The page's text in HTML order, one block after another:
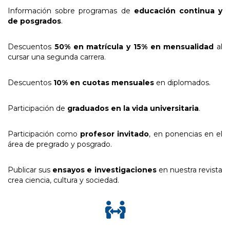
Información sobre programas de educación continua y
de posgrados.
Descuentos 50% en matrícula y 15% en mensualidad al
cursar una segunda carrera.
Descuentos 10% en cuotas mensuales en diplomados.
Participación de graduados en la vida universitaria.
Participación como profesor invitado, en ponencias en el
área de pregrado y posgrado.
Publicar sus ensayos e investigacionesen nuestra revista
crea ciencia, cultura y sociedad.